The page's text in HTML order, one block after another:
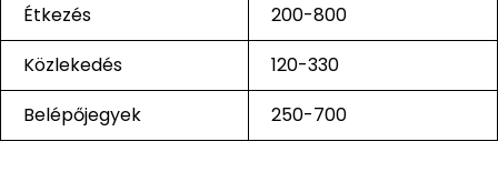
Étkezés
200-800
Közlekedés
120-330
Belépőjegyek
250-700